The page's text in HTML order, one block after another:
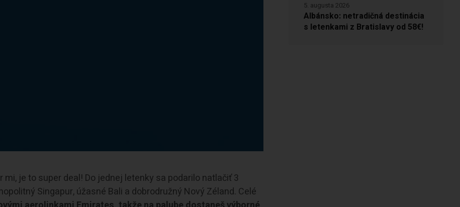
je to super deal! Do jednej letenky sa podarilo natlačiť 3
Singapur, úžasné Bali a dobrodružný Nový Zéland. Celé
Albánsko: netradičná destinácia
s letenkami z Bratislavy od 58€!
5. augusta 2026